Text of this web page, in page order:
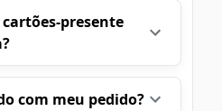
presente
com meu pedido?